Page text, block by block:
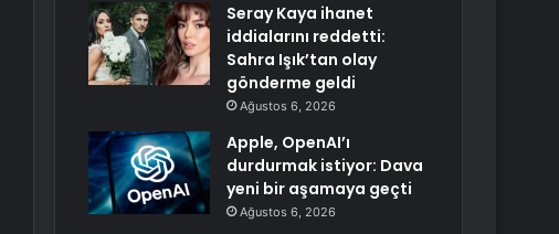
Seray Kaya ihanet
iddialarını reddetti:
Sahra Işık’tan olay
gönderme geldi
Ağustos 6, 2026
Apple, OpenAI’ı
durdurmak istiyor: Dava
yeni bir aşamaya geçti
Ağustos 6, 2026